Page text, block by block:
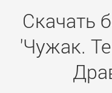
Скачать
'Чужак.